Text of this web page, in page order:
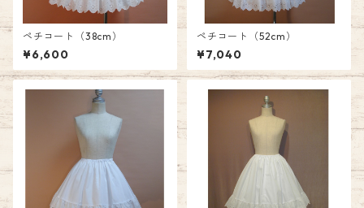
ペチコート（38cm）
¥6,600
ペチコート（52cm）
¥7,040